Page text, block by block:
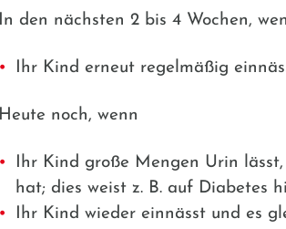
In den nächsten 2 bis 4 Wochen,
Ihr Kind erneut regelmäßig
Heute noch, wenn
Ihr Kind große Mengen Urin
hat; dies weist z. B. auf Diabetes
Ihr Kind wieder einnässt und es